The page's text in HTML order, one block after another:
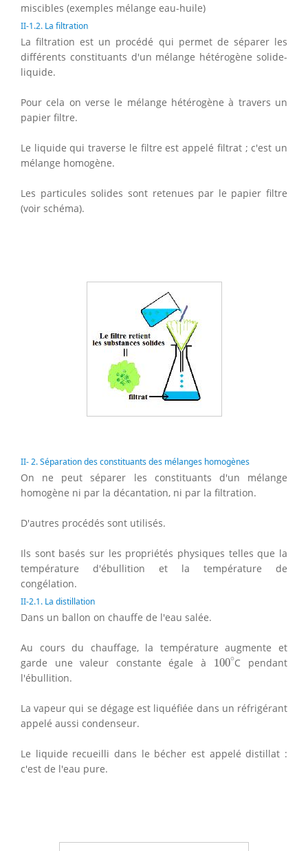
miscibles (exemples mélange eau-huile)
II-1.2. La filtration
La filtration est un procédé qui permet de séparer les
différents constituants d'un mélange hétérogène solide-
liquide.
Pour cela on verse le mélange hétérogène à travers un
papier filtre.
Le liquide qui traverse le filtre est appelé filtrat ; c'est un
mélange homogène.
Les particules solides sont retenues par le papier filtre
(voir schéma).
II- 2. Séparation des constituants des mélanges homogènes
On ne peut séparer les constituants d'un mélange
homogène ni par la décantation, ni par la filtration.
D'autres procédés sont utilisés.
Ils sont basés sur les propriétés physiques telles que la
température d'ébullition et la température de
congélation.
II-2.1. La distillation
Dans un ballon on chauffe de l'eau salée.
Au cours du chauffage, la température augmente et
garde une valeur constante égale à 100∘
100∘
C pendant
l'ébullition.
La vapeur qui se dégage est liquéfiée dans un réfrigérant
appelé aussi condenseur.
Le liquide recueilli dans le bécher est appelé distillat :
c'est de l'eau pure.